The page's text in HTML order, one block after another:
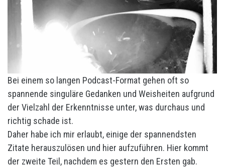
Bei einem so langen Podcast-Format gehen oft so
spannende singuläre Gedanken und Weisheiten aufgrund
der Vielzahl der Erkenntnisse unter, was durchaus und
richtig schade ist.
Daher habe ich mir erlaubt, einige der spannendsten
Zitate herauszulösen und hier aufzuführen. Hier kommt
der zweite Teil, nachdem es gestern den Ersten gab.